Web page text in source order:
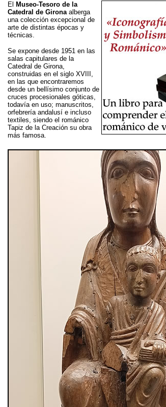
El Museo-Tesoro de la
Catedral de Gironaalberga
una colección excepcional de
arte de distintas épocas y
técnicas.
Se expone desde 1951 en las
salas capitulares de la
Catedral de Girona,
construidas en el siglo XVIII,
en las que encontraremos
desde un bellísimo conjunto de
cruces procesionales góticas,
todavía en uso; manuscritos,
orfebrería andalusí e incluso
textiles, siendo el románico
Tapiz de la Creación su obra
más famosa.